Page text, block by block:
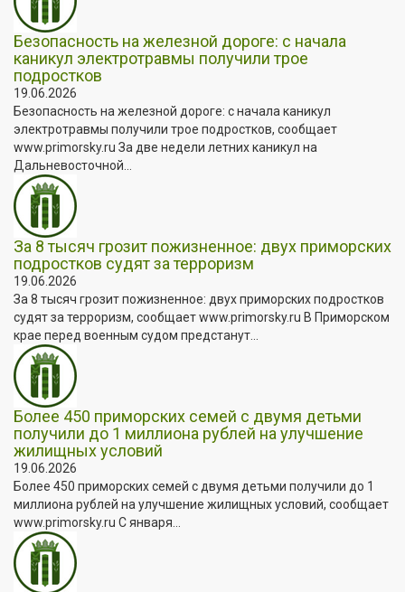
Безопасность на железной дороге: с начала
каникул электротравмы получили трое
подростков
19.06.2026
Безопасность на железной дороге: с начала каникул
электротравмы получили трое подростков, сообщает
www.primorsky.ru За две недели летних каникул на
Дальневосточной...
За 8 тысяч грозит пожизненное: двух приморских
подростков судят за терроризм
19.06.2026
За 8 тысяч грозит пожизненное: двух приморских подростков
судят за терроризм, сообщает www.primorsky.ru В Приморском
крае перед военным судом предстанут...
Более 450 приморских семей с двумя детьми
получили до 1 миллиона рублей на улучшение
жилищных условий
19.06.2026
Более 450 приморских семей с двумя детьми получили до 1
миллиона рублей на улучшение жилищных условий, сообщает
www.primorsky.ru С января...